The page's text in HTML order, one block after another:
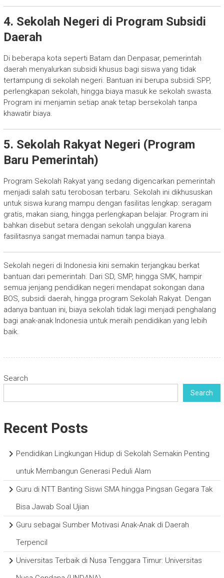
4. Sekolah Negeri di Program Subsidi
Daerah
Di beberapa kota seperti Batam dan Denpasar, pemerintah
daerah menyalurkan subsidi khusus bagi siswa yang tidak
tertampung di sekolah negeri. Bantuan ini berupa subsidi SPP,
perlengkapan sekolah, hingga biaya masuk ke sekolah swasta.
Program ini menjamin setiap anak tetap bersekolah tanpa
khawatir biaya.
5. Sekolah Rakyat Negeri (Program
Baru Pemerintah)
Program Sekolah Rakyat yang sedang digencarkan pemerintah
menjadi salah satu terobosan terbaru. Sekolah ini dikhususkan
untuk siswa kurang mampu dengan fasilitas lengkap: seragam
gratis, makan siang, hingga perlengkapan belajar. Program ini
bahkan disebut setara dengan sekolah unggulan karena
fasilitasnya sangat memadai namun tanpa biaya.
Sekolah negeri di Indonesia kini semakin terjangkau berkat
bantuan dari pemerintah. Dari SD, SMP, hingga SMK, hampir
semua jenjang pendidikan negeri mendapat sokongan dana
BOS, subsidi daerah, hingga program Sekolah Rakyat. Dengan
adanya bantuan ini, biaya sekolah tidak lagi menjadi penghalang
bagi anak-anak Indonesia untuk meraih pendidikan yang lebih
baik.
Search
Search
Recent Posts
Pendidikan Lingkungan Hidup di Sekolah Semakin Penting
untuk Membangun Generasi Peduli Alam
Guru di NTT Banting Siswi SMA hingga Pingsan Gegara Tak
Bisa Jawab Soal Ujian
Guru sebagai Sumber Motivasi Anak-Anak di Daerah
Terpencil
Universitas Terbaik di Nusa Tenggara Timur: Universitas